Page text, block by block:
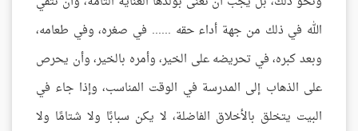
الله في ذلك من جهة أداء حقه ...... في صغره، وفي طعامه،
وبعد كبره، في تحريضه على الخير، وأمره بالخير، وأن يحرص
على الذهاب إلى المدرسة في الوقت المناسب، وإذا جاء في
البيت يتخلق بالأخلاق الفاضلة، لا يكن سبابًا ولا شتامًا ولا